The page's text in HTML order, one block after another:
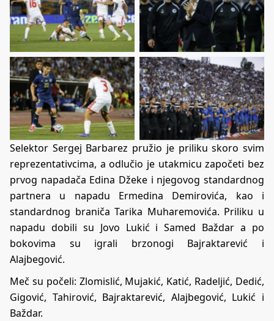
Selektor Sergej Barbarez pružio je priliku skoro svim
reprezentativcima, a odlučio je utakmicu započeti bez
prvog napadača Edina Džeke i njegovog standardnog
partnera u napadu Ermedina Demirovića, kao i
standardnog braniča Tarika Muharemovića. Priliku u
napadu dobili su Jovo Lukić i Samed Baždar a po
bokovima su igrali brzonogi Bajraktarević i
Alajbegović.
Meč su počeli: Zlomislić, Mujakić, Katić, Radeljić, Dedić,
Gigović, Tahirović, Bajraktarević, Alajbegović, Lukić i
Baždar.